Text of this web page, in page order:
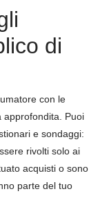
di
con le
approfondita. Puoi
e sondaggi:
rivolti solo ai
acquisti o sono
parte del tuo